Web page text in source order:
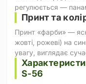
регулюється —
Принт та
Принт «фарби» —
жовті, рожеві) на
увагу, виглядає
S-56